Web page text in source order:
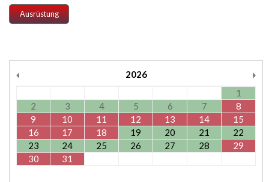
Ausrüstung
2026
1
2
3 4 5 6 7
8
9
10 11 12 13 14
15
16
17 18 19 20 21
22
23
24 25 26 27 28
29
30
31